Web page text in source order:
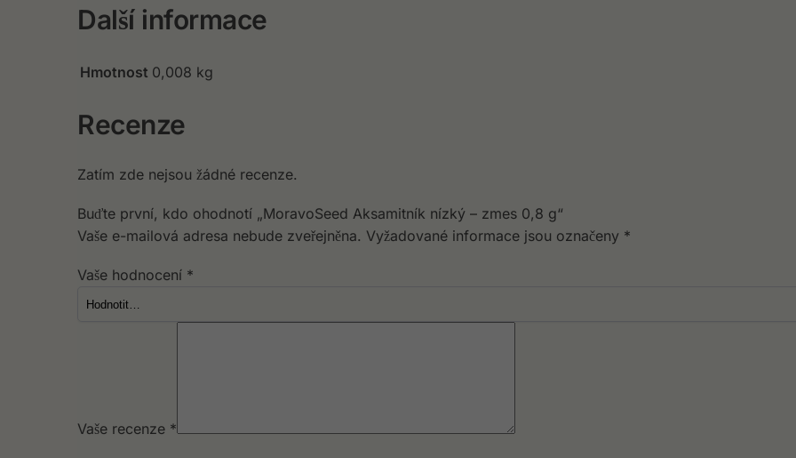
Další informace
Hmotnost 0,008 kg
Recenze
Zatím zde nejsou žádné recenze.
Buďte první, kdo ohodnotí „MoravoSeed Aksamitník nízký – zmes 0,8 g“
Vaše e-mailová adresa nebude zveřejněna. Vyžadované informace jsou označeny *
Vaše hodnocení *
Vaše recenze *